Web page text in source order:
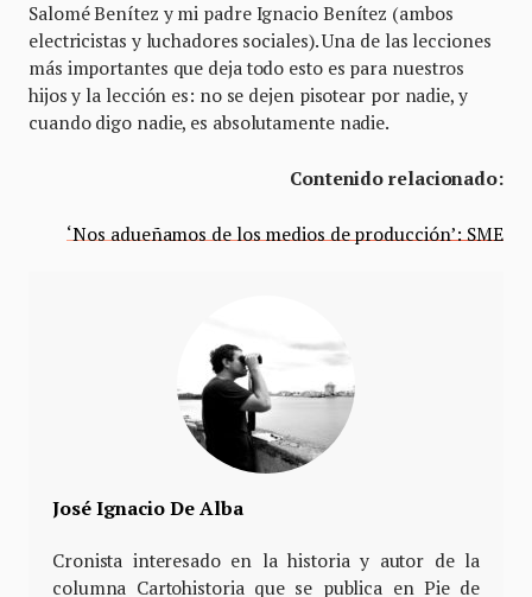
Salomé Benítez y mi padre Ignacio Benítez (ambos
electricistas y luchadores sociales). Una de las lecciones
más importantes que deja todo esto es para nuestros
hijos y la lección es: no se dejen pisotear por nadie, y
cuando digo nadie, es absolutamente nadie.
Contenido relacionado:
‘Nos adueñamos de los medios de producción’: SME
José Ignacio De Alba
Cronista interesado en la historia y autor de la
columna Cartohistoria que se publica en Pie de